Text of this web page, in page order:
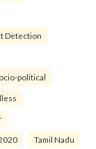
Detection
political
Tamil Nadu